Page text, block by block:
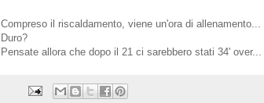
Compreso il riscaldamento, viene un'ora di allenamento...
Duro?
Pensate allora che dopo il 21 ci sarebbero stati 34' over...